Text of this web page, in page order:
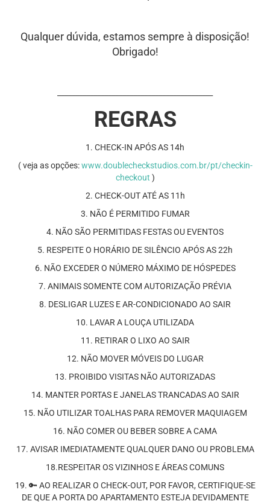
Qualquer dúvida, estamos sempre à disposição!
Obrigado!
REGRAS
1. CHECK-IN APÓS AS 14h
( veja as opções:www.doublecheckstudios.com.br/pt/checkin-
checkout )
2. CHECK-OUT ATÉ AS 11h
3. NÃO É PERMITIDO FUMAR
4. NÃO SÃO PERMITIDAS FESTAS OU EVENTOS
5. RESPEITE O HORÁRIO DE SILÊNCIO APÓS AS 22h
6. NÃO EXCEDER O NÚMERO MÁXIMO DE HÓSPEDES
7. ANIMAIS SOMENTE COM AUTORIZAÇÃO PRÉVIA
8. DESLIGAR LUZES E AR-CONDICIONADO AO SAIR
10. LAVAR A LOUÇA UTILIZADA
11. RETIRAR O LIXO AO SAIR
12. NÃO MOVER MÓVEIS DO LUGAR
13. PROIBIDO VISITAS NÃO AUTORIZADAS
14. MANTER PORTAS E JANELAS TRANCADAS AO SAIR
15. NÃO UTILIZAR TOALHAS PARA REMOVER MAQUIAGEM
16. NÃO COMER OU BEBER SOBRE A CAMA
17. AVISAR IMEDIATAMENTE QUALQUER DANO OU PROBLEMA
18.RESPEITAR OS VIZINHOS E ÁREAS COMUNS
19. 🔑 AO REALIZAR O CHECK-OUT, POR FAVOR, CERTIFIQUE-SE
DE QUE A PORTA DO APARTAMENTO ESTEJA DEVIDAMENTE